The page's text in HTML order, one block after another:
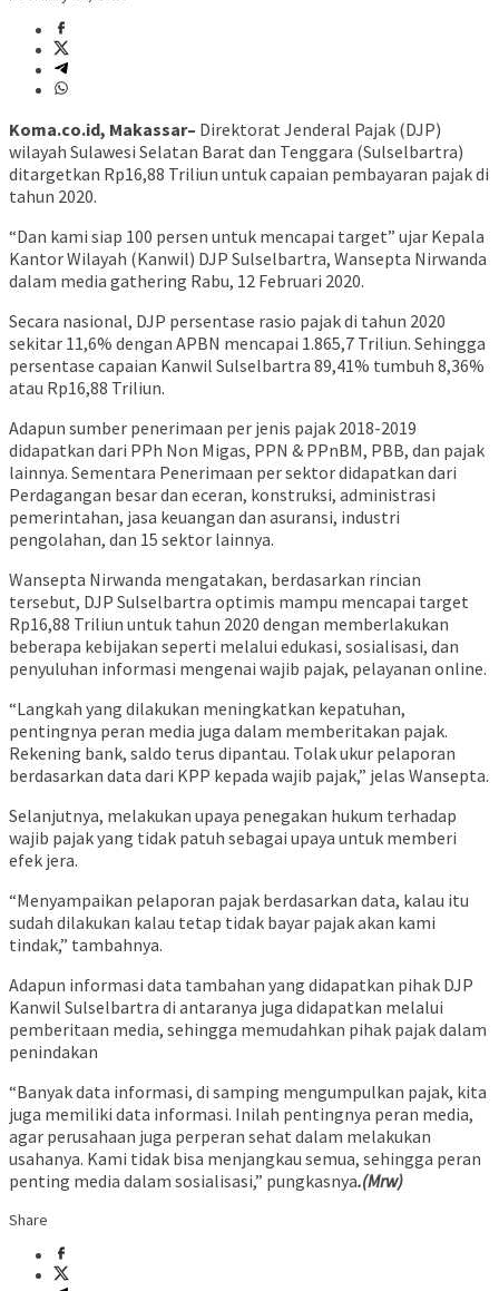
Koma.co.id, Makassar– Direktorat Jenderal Pajak (DJP)
wilayah Sulawesi Selatan Barat dan Tenggara (Sulselbartra)
ditargetkan Rp16,88 Triliun untuk capaian pembayaran pajak di
tahun 2020.
“Dan kami siap 100 persen untuk mencapai target” ujar Kepala
Kantor Wilayah (Kanwil) DJP Sulselbartra, Wansepta Nirwanda
dalam media gathering Rabu, 12 Februari 2020.
Secara nasional, DJP persentase rasio pajak di tahun 2020
sekitar 11,6% dengan APBN mencapai 1.865,7 Triliun. Sehingga
persentase capaian Kanwil Sulselbartra 89,41% tumbuh 8,36%
atau Rp16,88 Triliun.
Adapun sumber penerimaan per jenis pajak 2018-2019
didapatkan dari PPh Non Migas, PPN & PPnBM, PBB, dan pajak
lainnya. Sementara Penerimaan per sektor didapatkan dari
Perdagangan besar dan eceran, konstruksi, administrasi
pemerintahan, jasa keuangan dan asuransi, industri
pengolahan, dan 15 sektor lainnya.
Wansepta Nirwanda mengatakan, berdasarkan rincian
tersebut, DJP Sulselbartra optimis mampu mencapai target
Rp16,88 Triliun untuk tahun 2020 dengan memberlakukan
beberapa kebijakan seperti melalui edukasi, sosialisasi, dan
penyuluhan informasi mengenai wajib pajak, pelayanan online.
“Langkah yang dilakukan meningkatkan kepatuhan,
pentingnya peran media juga dalam memberitakan pajak.
Rekening bank, saldo terus dipantau. Tolak ukur pelaporan
berdasarkan data dari KPP kepada wajib pajak,” jelas Wansepta.
Selanjutnya, melakukan upaya penegakan hukum terhadap
wajib pajak yang tidak patuh sebagai upaya untuk memberi
efek jera.
“Menyampaikan pelaporan pajak berdasarkan data, kalau itu
sudah dilakukan kalau tetap tidak bayar pajak akan kami
tindak,” tambahnya.
Adapun informasi data tambahan yang didapatkan pihak DJP
Kanwil Sulselbartra di antaranya juga didapatkan melalui
pemberitaan media, sehingga memudahkan pihak pajak dalam
penindakan
“Banyak data informasi, di samping mengumpulkan pajak, kita
juga memiliki data informasi. Inilah pentingnya peran media,
agar perusahaan juga perperan sehat dalam melakukan
usahanya. Kami tidak bisa menjangkau semua, sehingga peran
penting media dalam sosialisasi,” pungkasnya.(Mrw)
Share